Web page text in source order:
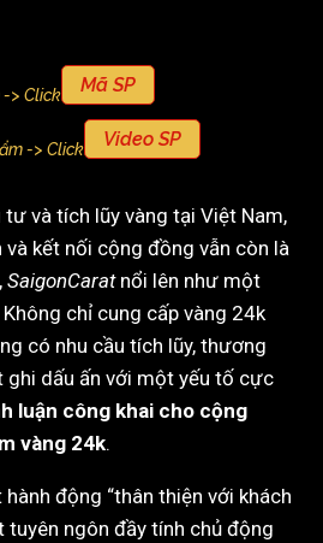
-> Click Mã SP
-> Click Video SP
và tích lũy vàng tại Việt Nam,
kết nối cộng đồng vẫn còn là
SaigonCaratnổi lên như một
chỉ cung cấp vàng 24k
có nhu cầu tích lũy, thương
ghi dấu ấn với một yếu tố cực
luận công khai cho cộng
vàng 24k.
động “thân thiện với khách
tuyên ngôn đầy tính chủ động